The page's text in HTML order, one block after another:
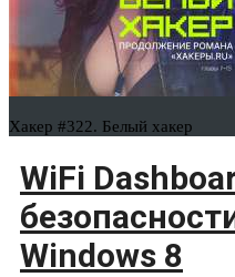
Хакер #322. Белый хакер
WiFi
Windows 8